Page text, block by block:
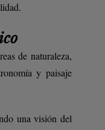
de naturaleza,
y paisaje
una visión del